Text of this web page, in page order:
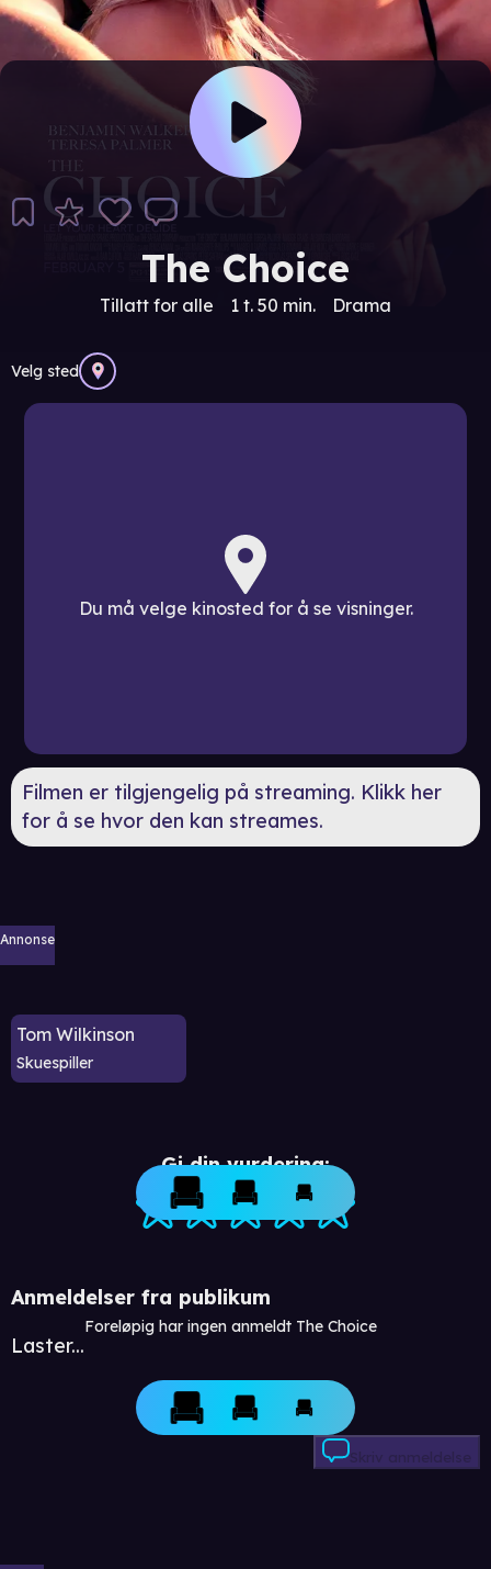
The Choice
Tillatt for alle 1 t. 50 min. Drama
Velg sted
Du må velge kinosted for å se visninger.
Filmen er tilgjengelig på streaming. Klikk her
for å se hvor den kan streames.
Annonse
Tom Wilkinson
Skuespiller
Gi din vurdering:
Anmeldelser fra publikum
Laster...
Foreløpig har ingen anmeldt The Choice
Skriv anmeldelse